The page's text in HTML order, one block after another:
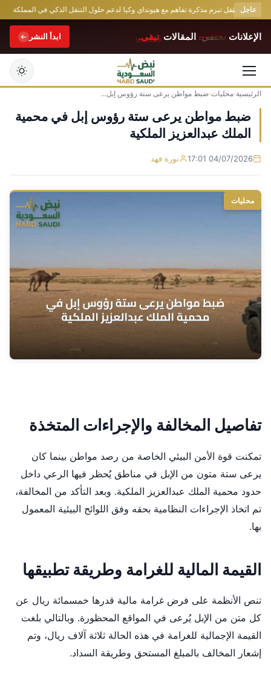
عاجل
العامة للنقل تبرم مذكرة تفاهم مع هيونداي وكيا لدعم حلول التنقل الذكي في المملكة
الإعلانات تختفي. المقالات تبقى. ابدأ النشر
التجاوز
إلى
المحتوى
الرئيسية›محليات›ضبط مواطن يرعى ستة رؤوس إبل...
ضبط مواطن يرعى ستة رؤوس إبل في محمية
الملك عبدالعزيز الملكية
04/07/2026 17:01 نورة فهد
محليات
تفاصيل المخالفة والإجراءات المتخذة
تمكنت قوة الأمن البيئي الخاصة من رصد مواطن بينما كان
يرعى ستة متون من الإبل في مناطق يُحظر فيها الرعي داخل
حدود محمية الملك عبدالعزيز الملكية. وبعد التأكد من المخالفة،
تم اتخاذ الإجراءات النظامية بحقه وفق اللوائح البيئية المعمول
بها.
القيمة المالية للغرامة وطريقة تطبيقها
تنص الأنظمة على فرض غرامة مالية قدرها خمسمائة ريال عن
كل متن من الإبل يُرعى في المواقع المحظورة. وبالتالي بلغت
القيمة الإجمالية للغرامة في هذه الحالة ثلاثة آلاف ريال، وتم
إشعار المخالف بالمبلغ المستحق وطريقة السداد.